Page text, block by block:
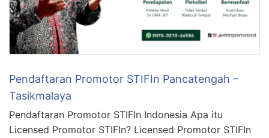
Pendaftaran Promotor STIFIn Pancatengah –
Tasikmalaya
Pendaftaran Promotor STIFIn Indonesia Apa itu
Licensed Promotor STIFIn? Licensed Promotor STIFIn